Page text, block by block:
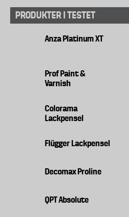
PRODUKTER I TESTET
Anza Platinum XT
Prof Paint &
Varnish
Colorama
Lackpensel
Flügger Lackpensel
Decomax Proline
QPT Absolute